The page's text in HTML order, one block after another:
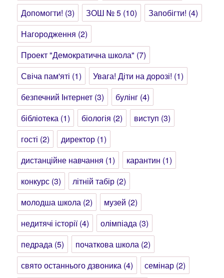
Допомогти! (3) ЗОШ № 5 (10) Запобігти! (4)
Нагородження (2)
Проект "Демократична школа" (7)
Свіча пам'яті (1) Увага! Діти на дорозі! (1)
безпечний Інтернет (3) булінг (4)
бібліотека (1) біологія (2) виступ (3)
гості (2) директор (1)
дистанційне навчання (1) карантин (1)
конкурс (3) літній табір (2)
молодша школа (2) музей (2)
недитячі історії(4) олімпіада (3)
педрада (5) початкова школа (2)
свято останнього дзвоника (4) семінар (2)